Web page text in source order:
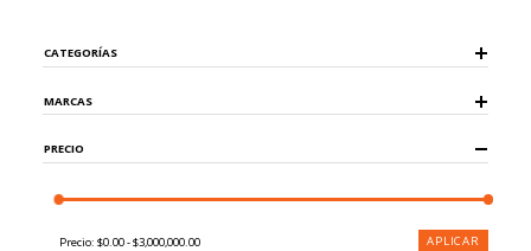
CATEGORÍAS
MARCAS
PRECIO
Precio: $0.00 - $3,000,000.00 APLICAR